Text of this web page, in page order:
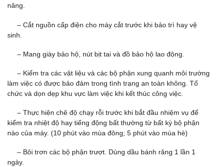
nâng.
– Cắt nguồn cấp điện cho máy cắt trước khi bảo trì hay vệ
sinh.
– Mang giày bảo hộ, nút bịt tai và đồ bảo hộ lao động.
– Kiểm tra các vật liệu và các bộ phận xung quanh môi trường
làm việc có được bảo đảm trong tình trạng an toàn không. Tổ
chức và dọn dẹp khu vực làm việc khi kết thúc công việc.
– Thực hiện chê độ chạy rỗi trước khi bắt đầu nhiệm vụ để
kiểm tra nhiệt độ hay tiếng động bất thường từ bất kỳ bộ phận
nào của máy. (10 phút vào mùa đông; 5 phút vào mùa hè)
– Bôi trơn các bộ phận trượt. Dùng dầu bánh răng 1 lần 1
ngày.